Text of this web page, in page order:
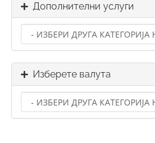
Дополнителни услуги
Изберете валута